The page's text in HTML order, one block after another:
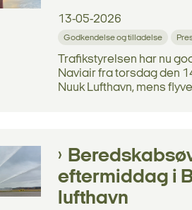
13-05-2026
Godkendelse og tilladelse
Trafikstyrelsen har nu
Naviair fra torsdag den
Nuuk Lufthavn, mens
eftermiddag i
lufthavn